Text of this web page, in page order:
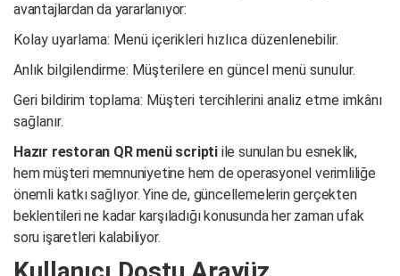
avantajlardan da yararlanıyor:
Kolay uyarlama: Menü içerikleri hızlıca düzenlenebilir.
Anlık bilgilendirme: Müşterilere en güncel menü sunulur.
Geri bildirim toplama: Müşteri tercihlerini analiz etme imkânı
sağlanır.
Hazır restoran QR menü scripti ile sunulan bu esneklik,
hem müşteri memnuniyetine hem de operasyonel verimliliğe
önemli katkı sağlıyor. Yine de, güncellemelerin gerçekten
beklentileri ne kadar karşıladığı konusunda her zaman ufak
soru işaretleri kalabiliyor.